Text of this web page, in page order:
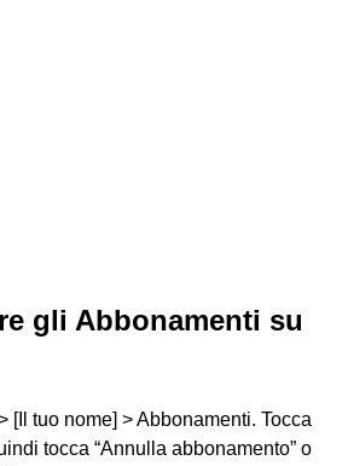
gli Abbonamenti su
[Il tuo nome] > Abbonamenti. Tocca
tocca “Annulla abbonamento” o